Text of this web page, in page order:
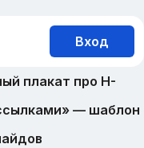
Вход
плакат про H-
— шаблон